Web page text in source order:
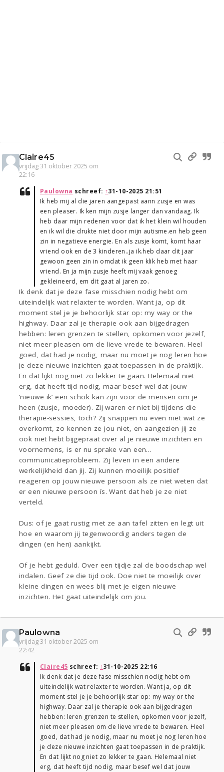
Claire45
vrijdag 31 oktober 2025 om
22:16
Paulowna schreef: ↑31-10-2025 21:51
Ik heb mij al die jaren aangepast aann zusje en was
een pleaser. Ik ken mijn zusje langer dan vandaag. Ik
heb daar mijn redenen voor dat ik het klein wil houden
en ik wil die drukte niet door mijn autisme.en heb geen
zin in negatieve energie. En als zusje komt, komt haar
vriend ook en de 3 kinderen..ja ik.heb daar dit jaar
gewoon geen zin in omdat ik geen klik heb met haar
vriend. En ja mijn zusje heeft mij vaak genoeg
gekleineerd, em dit gaat al jaren zo.
Ik denk dat je deze fase misschien nodig hebt om
uiteindelijk wat relaxter te worden. Want ja, op dit
moment stel je je behoorlijk star op: my way or the
highway. Daar zal je therapie ook aan bijgedragen
hebben: leren grenzen te stellen, opkomen voor jezelf,
niet meer pleasen om de lieve vrede te bewaren. Heel
goed, dat had je nodig, maar nu moet je nog leren hoe
je deze nieuwe inzichten gaat toepassen in de praktijk.
En dat lijkt nog niet zo lekker te gaan. Helemaal niet
erg, dat heeft tijd nodig, maar besef wel dat jouw
‘nieuwe ik’ een schok kan zijn voor de mensen om je
heen (zusje, moeder). Zij waren er niet bij tijdens die
therapie-sessies, toch? Zij snappen nu even niet wat ze
overkomt, zo kennen ze jou niet, en aangezien jij ze
ook niet hebt bijgepraat over al je nieuwe inzichten en
voornemens, is er nu sprake van een…
communicatieprobleem. Zij leven in een andere
werkelijkheid dan jij. Zij kunnen moeilijk positief
reageren op jouw nieuwe persoon als ze niet weten dat
er een nieuwe persoon ís. Want dat heb je ze niet
verteld.
Dus: of je gaat rustig met ze aan tafel zitten en legt uit
hoe en waarom jij tegenwoordig anders tegen de
dingen (en hen) aankijkt.
Of je hebt geduld. Over een tijdje zal de boodschap wel
indalen. Geef ze die tijd ook. Doe niet te moeilijk over
kleine dingen en wees blij met je eigen nieuwe
inzichten. Het gaat uiteindelijk om jou.
Paulowna
vrijdag 31 oktober 2025 om
22:42
Claire45 schreef: ↑31-10-2025 22:16
Ik denk dat je deze fase misschien nodig hebt om
uiteindelijk wat relaxter te worden. Want ja, op dit
moment stel je je behoorlijk star op: my way or the
highway. Daar zal je therapie ook aan bijgedragen
hebben: leren grenzen te stellen, opkomen voor jezelf,
niet meer pleasen om de lieve vrede te bewaren. Heel
goed, dat had je nodig, maar nu moet je nog leren hoe
je deze nieuwe inzichten gaat toepassen in de praktijk.
En dat lijkt nog niet zo lekker te gaan. Helemaal niet
erg, dat heeft tijd nodig, maar besef wel dat jouw